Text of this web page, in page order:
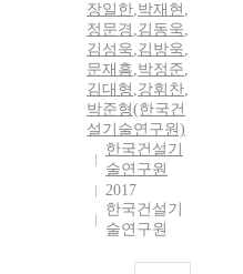
장일한,박재현 ,
정문경 ,김동욱,
김성욱,김방욱,
문재흠,박정준,
김대형 ,강휘찬,
박준형(한국건
설기술연구원)
한국건설기
술연구원
2017
한국건설기
술연구원